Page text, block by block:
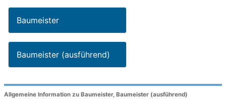
Baumeister
Baumeister (ausführend)
Allgemeine Information zu Baumeister, Baumeister (ausführend)